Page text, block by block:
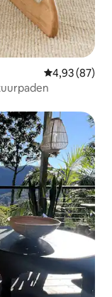
Gemiddelde
4,93 (87)